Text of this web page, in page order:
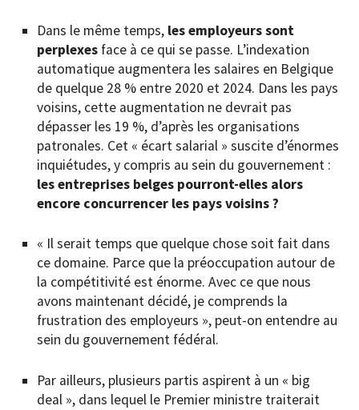
Dans le même temps, les employeurs sont
perplexes face à ce qui se passe. L’indexation
automatique augmentera les salaires en Belgique
de quelque 28 % entre 2020 et 2024. Dans les pays
voisins, cette augmentation ne devrait pas
dépasser les 19 %, d’après les organisations
patronales. Cet « écart salarial » suscite d’énormes
inquiétudes, y compris au sein du gouvernement :
les entreprises belges pourront-elles alors
encore concurrencer les pays voisins ?
« Il serait temps que quelque chose soit fait dans
ce domaine. Parce que la préoccupation autour de
la compétitivité est énorme. Avec ce que nous
avons maintenant décidé, je comprends la
frustration des employeurs », peut-on entendre au
sein du gouvernement fédéral.
Par ailleurs, plusieurs partis aspirent à un « big
deal », dans lequel le Premier ministre traiterait